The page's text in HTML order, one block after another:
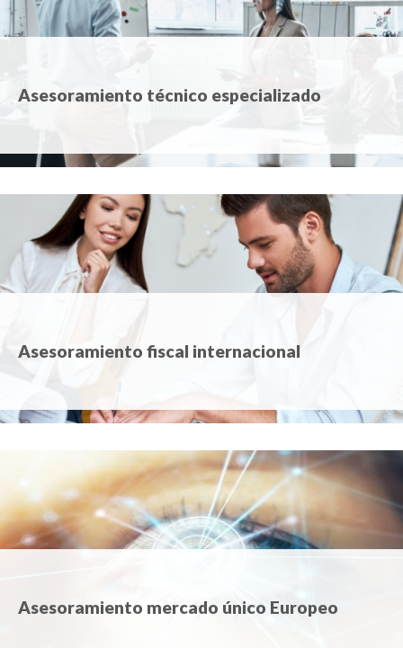
Asesoramiento técnico especializado
Asesoramiento fiscal internacional
Asesoramiento mercado único Europeo